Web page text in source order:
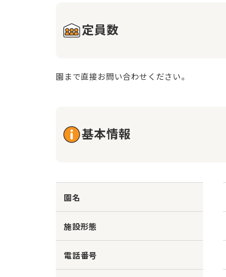
定員数
園まで直接お問い合わせください。
基本情報
園名
施設形態
電話番号